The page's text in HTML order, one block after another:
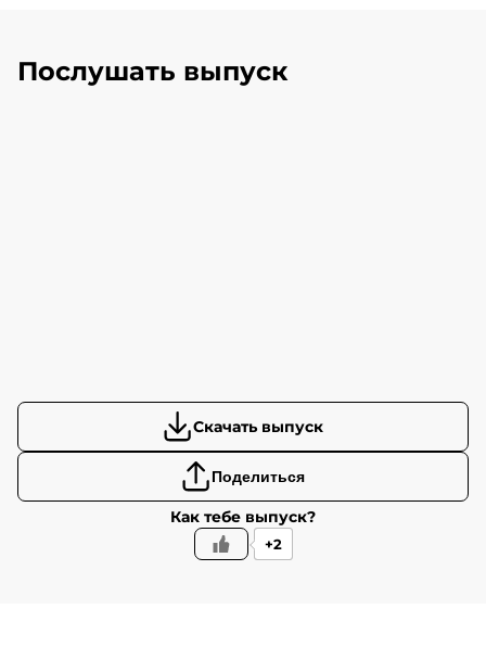
Послушать выпуск
Скачать выпуск
Поделиться
Как тебе выпуск?
+2